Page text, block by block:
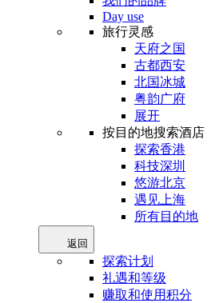
Day use
旅行灵感
天府之国
古都西安
北国冰城
粤韵广府
展开
按目的地搜索酒店
探索香港
科技深圳
悠游北京
遇见上海
所有目的地
返回
探索计划
礼遇和等级
赚取和使用积分